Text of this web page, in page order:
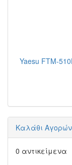
Yaesu FTM-
Καλάθι Αγορών
0 αντικείμενα